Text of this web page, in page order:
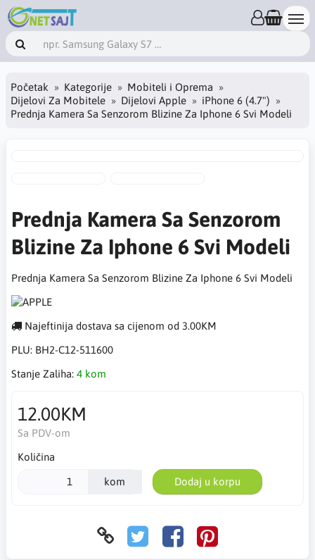
Početak Kategorije
Mobiteli i Oprema
Dijelovi Za Mobitele
Dijelovi Apple
iPhone 6 (4.7")
Prednja Kamera Sa Senzorom Blizine Za Iphone 6 Svi Modeli
Prednja Kamera Sa Senzorom
Blizine Za Iphone 6 Svi Modeli
Prednja Kamera Sa Senzorom Blizine Za Iphone 6 Svi Modeli
Najeftinija dostava sa cijenom od 3.00KM
PLU: BH2-C12-511600
Stanje Zaliha: 4 kom
12.00KM
Sa PDV-om
Količina
kom Dodaj u korpu